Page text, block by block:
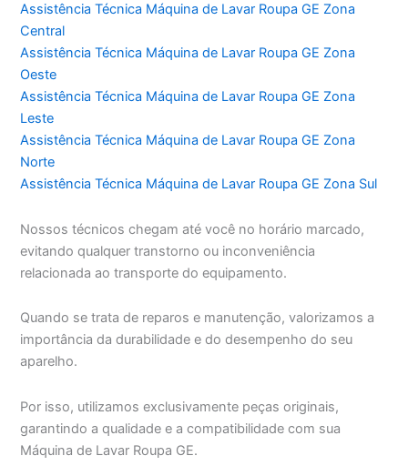
Assistência Técnica Máquina de Lavar Roupa GE Zona
Central
Assistência Técnica Máquina de Lavar Roupa GE Zona
Oeste
Assistência Técnica Máquina de Lavar Roupa GE Zona
Leste
Assistência Técnica Máquina de Lavar Roupa GE Zona
Norte
Assistência Técnica Máquina de Lavar Roupa GE Zona Sul
Nossos técnicos chegam até você no horário marcado,
evitando qualquer transtorno ou inconveniência
relacionada ao transporte do equipamento.
Quando se trata de reparos e manutenção, valorizamos a
importância da durabilidade e do desempenho do seu
aparelho.
Por isso, utilizamos exclusivamente peças originais,
garantindo a qualidade e a compatibilidade com sua
Máquina de Lavar Roupa GE.